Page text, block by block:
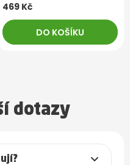
469 Kč
DO KOŠÍKU
dotazy